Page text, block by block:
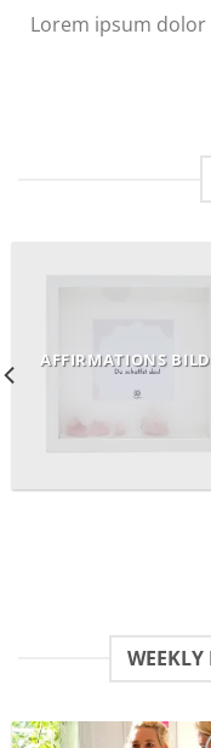
Lorem ipsum
AFFIRMATIONS
WEEKLY